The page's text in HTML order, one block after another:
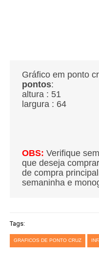
Gráfico em ponto
pontos:
altura : 51
largura : 64
OBS: Verifique
que deseja
de compra
semaninha e
Tags:
GRAFICOS DE PONTO CRUZ